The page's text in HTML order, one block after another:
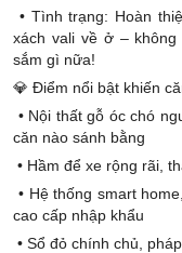
• Tình trạng: Hoàn
xách vali về ở –
sắm gì nữa!
💎 Điểm nổi bật khiến
• Nội thất gỗ óc chó
căn nào sánh bằng
• Hầm để xe rộng rãi,
• Hệ thống smart
cao cấp nhập khẩu
• Sổ đỏ chính chủ,